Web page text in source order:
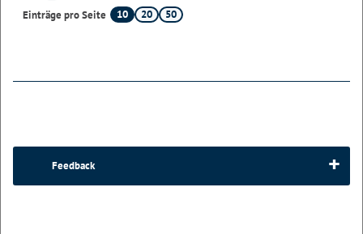
Einträge pro Seite
10 20 50
Feedback